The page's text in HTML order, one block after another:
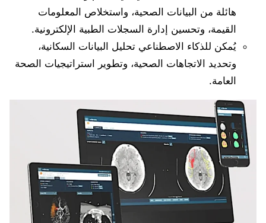
هائلة من البيانات الصحية، واستخلاص المعلومات
القيمة، وتحسين إدارة السجلات الطبية الإلكترونية.
يُمكن للذكاء الاصطناعي تحليل البيانات السكانية،
وتحديد الاتجاهات الصحية، وتطوير استراتيجيات الصحة
العامة.